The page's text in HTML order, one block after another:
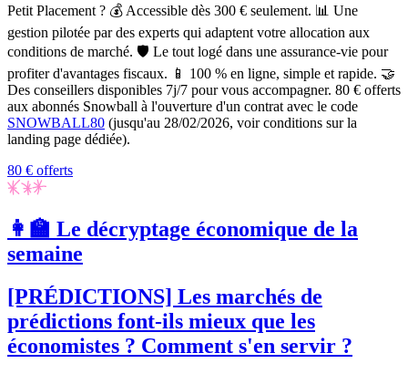
Petit Placement ? 💰 Accessible dès 300 € seulement. 📊 Une
gestion pilotée par des experts qui adaptent votre allocation aux
conditions de marché. 🛡️ Le tout logé dans une assurance-vie pour
profiter d'avantages fiscaux. 📱 100 % en ligne, simple et rapide. 🤝
Des conseillers disponibles 7j/7 pour vous accompagner. 80 € offerts
aux abonnés Snowball à l'ouverture d'un contrat avec le code
SNOWBALL80 (jusqu'au 28/02/2026, voir conditions sur la
landing page dédiée).
80 € offerts
👩‍🏫 Le décryptage économique de la
semaine
[PRÉDICTIONS] Les marchés de
prédictions font-ils mieux que les
économistes ? Comment s'en servir ?